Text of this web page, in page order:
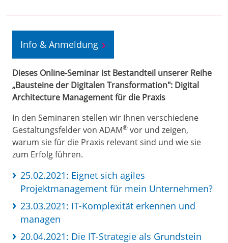
Info & Anmeldung
Dieses Online-Seminar ist Bestandteil unserer Reihe
„Bausteine der Digitalen Transformation": Digital
Architecture Management für die Praxis
In den Seminaren stellen wir Ihnen verschiedene
Gestaltungsfelder von ADAM® vor und zeigen,
warum sie für die Praxis relevant sind und wie sie
zum Erfolg führen.
25.02.2021: Eignet sich agiles
Projektmanagement für mein Unternehmen?
23.03.2021: IT-Komplexität erkennen und
managen
20.04.2021: Die IT-Strategie als Grundstein